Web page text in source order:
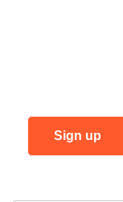
Sign up